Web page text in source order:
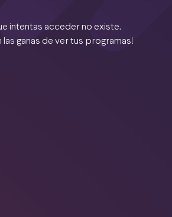
intentas acceder no existe.
las ganas de ver tus programas!